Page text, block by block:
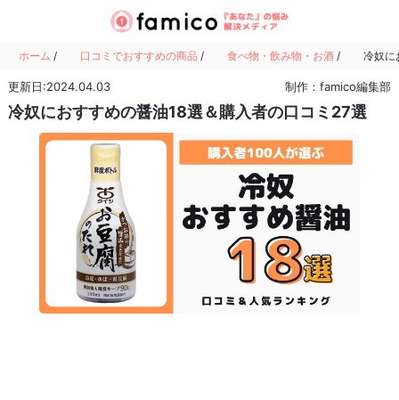
ホーム / 口コミでおすすめの商品 / 食べ物・飲み物・お酒 / 冷奴に
更新日:2024.04.03 制作：famico編集部
冷奴におすすめの醤油18選＆購入者の口コミ27選